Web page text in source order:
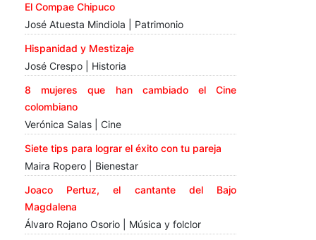
El Compae Chipuco
José Atuesta Mindiola | Patrimonio
Hispanidad y Mestizaje
José Crespo | Historia
8 mujeres que han cambiado el Cine
colombiano
Verónica Salas | Cine
Siete tips para lograr el éxito con tu pareja
Maira Ropero | Bienestar
Joaco Pertuz, el cantante del Bajo
Magdalena
Álvaro Rojano Osorio | Música y folclor